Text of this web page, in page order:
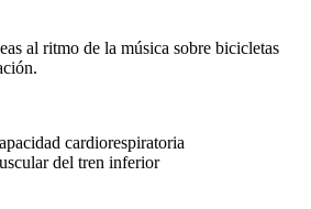
al ritmo de la música sobre bicicletas
cardiorespiratoria
del tren inferior